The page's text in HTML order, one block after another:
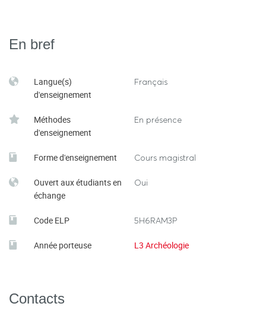
En bref
Langue(s)
d'enseignement
Français
Méthodes
d'enseignement
En présence
Forme d'enseignement Cours magistral
Ouvert aux étudiants en
échange
Oui
Code ELP 5H6RAM3P
Année porteuse L3 Archéologie
Contacts